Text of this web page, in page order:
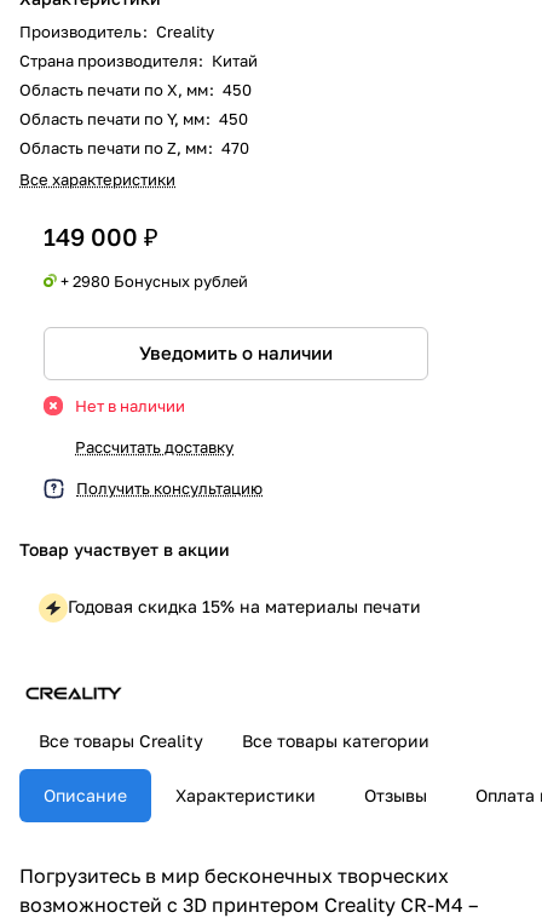
Производитель: Creality
Страна производителя: Китай
Область печати по X, мм: 450
Область печати по Y, мм: 450
Область печати по Z, мм: 470
Все характеристики
149 000 ₽
+ 2980 Бонусных рублей
Уведомить о наличии
Нет в наличии
Рассчитать доставку
Получить консультацию
Товар участвует в акции
Годовая скидка 15% на материалы печати
Все товары Creality Все товары категории
Описание Характеристики Отзывы Оплата
Погрузитесь в мир бесконечных творческих
возможностей с 3D принтером Creality CR-M4 –